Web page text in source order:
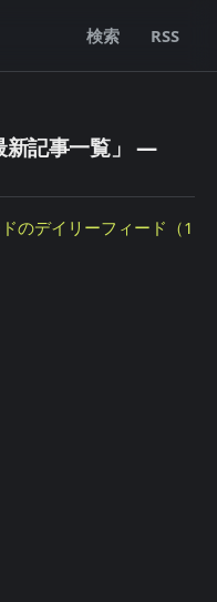
検索 RSS
新記事一覧」 —
のデイリーフィード（1